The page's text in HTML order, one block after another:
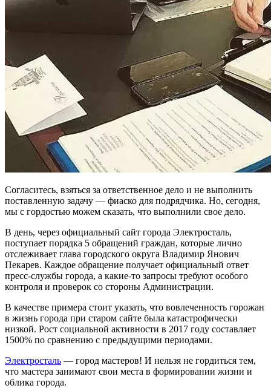
Согласитесь, взяться за ответственное дело и не выполнить
поставленную задачу — фиаско для подрядчика. Но, сегодня,
мы с гордостью можем сказать, что выполнили свое дело.
В день, через официальный сайт города Электросталь,
поступает порядка 5 обращений граждан, которые лично
отслеживает глава городского округа Владимир Янович
Пекарев. Каждое обращение получает официальный ответ
пресс-службы города, а какие-то запросы требуют особого
контроля и проверок со стороны Администрации.
В качестве примера стоит указать, что вовлеченность горожан
в жизнь города при старом сайте была катастрофически
низкой. Рост социальной активности в 2017 году составляет
1500% по сравнению с предыдущими периодами.
Электросталь — город мастеров! И нельзя не гордиться тем,
что мастера занимают свои места в формировании жизни и
облика города.